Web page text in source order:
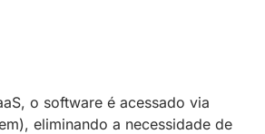
o software é acessado via
eliminando a necessidade de